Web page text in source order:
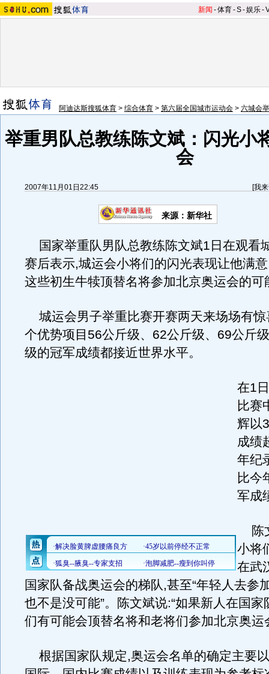
新闻 -体育-S-娱乐-
阿迪达斯搜狐体育 > 综合体育 > 第六届全国城市运动会 > 六城会
举重男队总教练陈文斌：闪光小
会
2007年11月01日22:45 [我
来源：新华社
国家举重队男队总教练陈文斌1日在观看
赛后表示,城运会小将们的闪光表现让他满
这些初生牛犊顶替名将参加北京奥运会的可
城运会男子举重比赛开赛两天来场场有惊
个优势项目56公斤级、62公斤级、69公斤
级的冠军成绩都接近世界水平。
在1
比赛
辉以
成绩
年纪
比今
军成
陈
小将
在武
国家队备战奥运会的梯队,甚至“年轻人去参
也不是没可能”。陈文斌说:“如果新人在国
们有可能会顶替名将和老将们参加北京奥运
根据国家队规定,奥运会名单的确定主要